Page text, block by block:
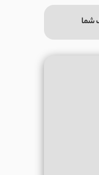
شما